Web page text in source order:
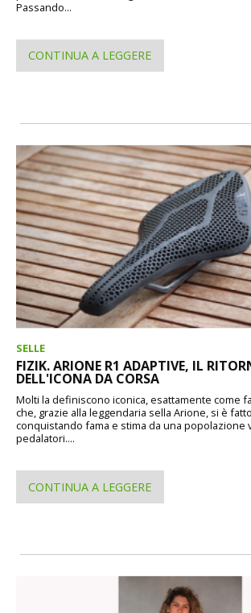
Passando...
CONTINUA A LEGGERE
SELLE
FIZIK. ARIONE R1 ADAPTIVE, IL
DELL'ICONA DA CORSA
Molti la definiscono iconica, esattamente come fa
che, grazie alla leggendaria sella Arione, si è
conquistando fama e stima da una popolazione
pedalatori....
CONTINUA A LEGGERE